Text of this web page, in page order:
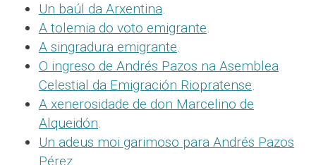
Un baúl da Arxentina.
A tolemia do voto emigrante.
A singradura emigrante.
O ingreso de Andrés Pazos na Asemblea
Celestial da Emigración Riopratense.
A xenerosidade de don Marcelino de
Alqueidón.
Un adeus moi garimoso para Andrés Pazos
Pérez